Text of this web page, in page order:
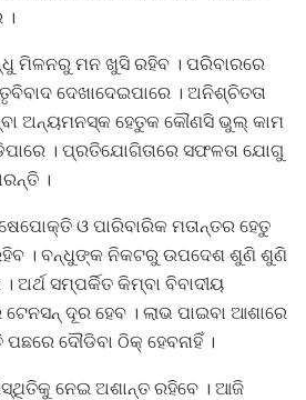
ମିଳନରୁ ମନ ଖୁସି ରହିବ । ପରିବାରରେ
ଦେଖାଦେଇପାରେ । ଅନିଶ୍ଚିତତା
ଅନ୍ୟମନସ୍କ ହେତୁକ କୌଣସି ଭୁଲ୍‌ କାମ
। ପ୍ରତିଯୋଗିତାରେ ସଫଳତା ଯୋଗୁ
।
ଓ ପାରିବାରିକ ମତାନ୍ତର ହେତୁ
। ବନ୍ଧୁଙ୍କ ନିକଟରୁ ଉପଦେଶ ଶୁଣି ଶୁଣି
ସମ୍ପର୍କିତ କିମ୍ବା ବିବାଦୀୟ
ଦୂର ହେବ । ଲାଭ ପାଇବା ଆଶାରେ
ଦୌଡିବା ଠିକ୍‌ ହେବନାହିଁ ।
ନେଇ ଅଶାନ୍ତ ରହିବେ । ଆଜି